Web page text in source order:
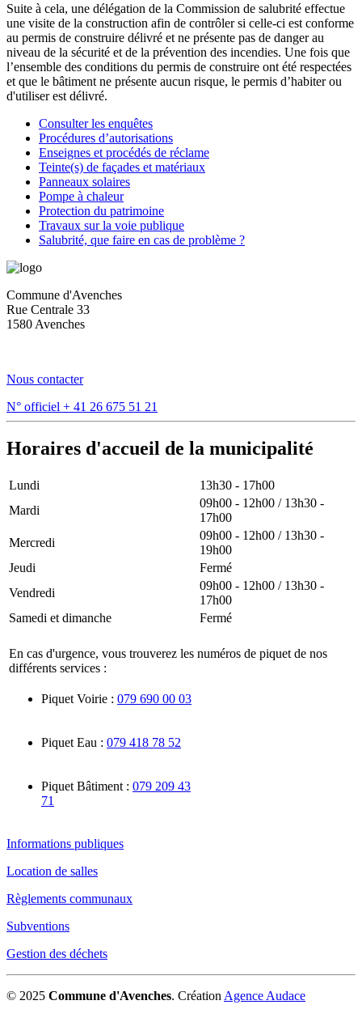
Suite à cela, une délégation de la Commission de salubrité effectue
une visite de la construction afin de contrôler si celle-ci est conforme
au permis de construire délivré et ne présente pas de danger au
niveau de la sécurité et de la prévention des incendies. Une fois que
l’ensemble des conditions du permis de construire ont été respectées
et que le bâtiment ne présente aucun risque, le permis d’habiter ou
d'utiliser est délivré.
Consulter les enquêtes
Procédures d’autorisations
Enseignes et procédés de réclame
Teinte(s) de façades et matériaux
Panneaux solaires
Pompe à chaleur
Protection du patrimoine
Travaux sur la voie publique
Salubrité, que faire en cas de problème ?
Commune d'Avenches
Rue Centrale 33
1580 Avenches
Nous contacter
N° officiel + 41 26 675 51 21
Horaires d'accueil de la municipalité
Lundi
13h30 - 17h00
Mardi
09h00 - 12h00 / 13h30 -
17h00
Mercredi
09h00 - 12h00 / 13h30 -
19h00
Jeudi
Fermé
Vendredi
09h00 - 12h00 / 13h30 -
17h00
Samedi et dimanche
Fermé
En cas d'urgence, vous trouverez les numéros de piquet de nos
différents services :
Piquet Voirie : 079 690 00 03
Piquet Eau : 079 418 78 52
Piquet Bâtiment : 079 209 43
71
Informations publiques
Location de salles
Règlements communaux
Subventions
Gestion des déchets
© 2025 Commune d'Avenches. Création Agence Audace